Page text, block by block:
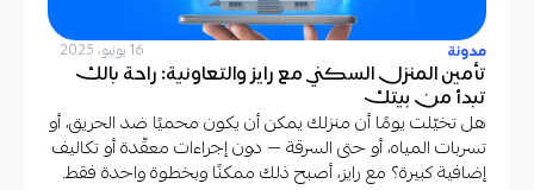
مدونة 16 يونيو، 2025
تأمين المنزل السكني مع رايز والتعاونية: راحة بالك
تبدأ من بيتك
هل تخيّلت يومًا أن منزلك يمكن أن يكون محميًا ضد الحريق، أو
تسربات المياه، أو حتى السرقة — دون إجراءات معقّدة أو تكاليف
إضافية كبيرة؟ مع رايز، أصبح ذلك ممكنًا وبخطوة واحدة فقط.